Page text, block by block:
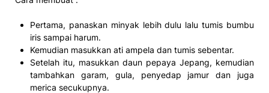
Pertama, panaskan minyak lebih dulu lalu tumis bumbu
iris sampai harum.
Kemudian masukkan ati ampela dan tumis sebentar.
Setelah itu, masukkan daun pepaya Jepang, kemudian
tambahkan garam, gula, penyedap jamur dan juga
merica secukupnya.